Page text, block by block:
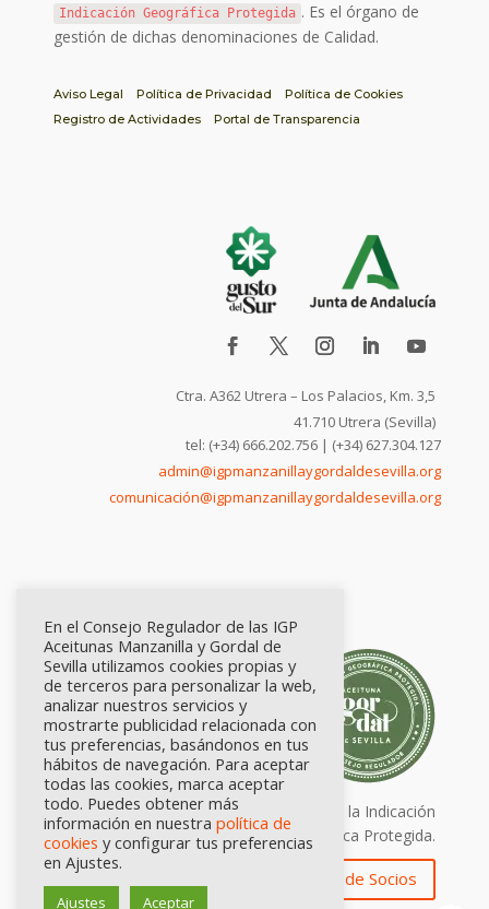
Indicación Geográfica Protegida . Es el órgano de
gestión de dichas denominaciones de Calidad.
Aviso Legal Política de Privacidad
Política de Cookies
Registro de Actividades
Portal de Transparencia
Ctra. A362 Utrera – Los Palacios, Km. 3,5
41.710 Utrera (Sevilla)
tel: (+34) 666.202.756 | (+34) 627.304.127
admin@igpmanzanillaygordaldesevilla.org
comunicación@igpmanzanillaygordaldesevilla.org
Calidad certificada por Origen. Sellos de la Indicación
Geográfica Protegida.
Zona de Socios
En el Consejo Regulador de las IGP
Aceitunas Manzanilla y Gordal de
Sevilla utilizamos cookies propias y
de terceros para personalizar la web,
analizar nuestros servicios y
mostrarte publicidad relacionada con
tus preferencias, basándonos en tus
hábitos de navegación. Para aceptar
todas las cookies, marca aceptar
todo. Puedes obtener más
información en nuestra política de
cookies y configurar tus preferencias
en Ajustes.
Ajustes Aceptar